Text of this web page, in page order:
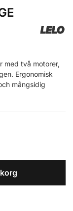
LELO
med två motorer,
Ergonomisk
mångsidig